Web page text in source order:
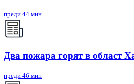
преди 44 мин
Два пожара горят в област
преди 46 мин